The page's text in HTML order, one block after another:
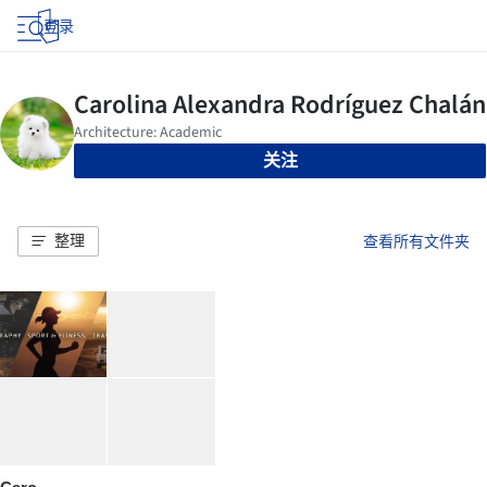
登录
关注
整理 查看所有文件夹